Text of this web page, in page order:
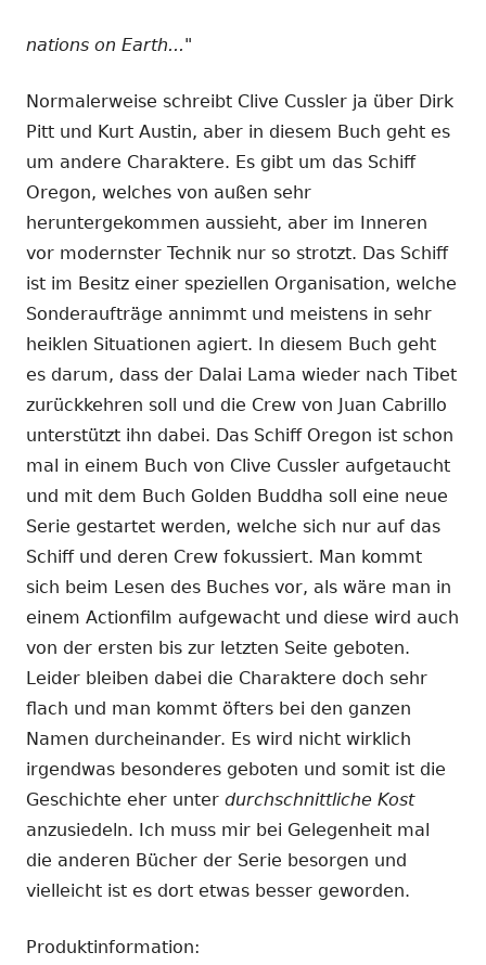
nations on Earth..."
Normalerweise schreibt Clive Cussler ja über Dirk
Pitt und Kurt Austin, aber in diesem Buch geht es
um andere Charaktere. Es gibt um das Schiff
Oregon, welches von außen sehr
heruntergekommen aussieht, aber im Inneren
vor modernster Technik nur so strotzt. Das Schiff
ist im Besitz einer speziellen Organisation, welche
Sonderaufträge annimmt und meistens in sehr
heiklen Situationen agiert. In diesem Buch geht
es darum, dass der Dalai Lama wieder nach Tibet
zurückkehren soll und die Crew von Juan Cabrillo
unterstützt ihn dabei. Das Schiff Oregon ist schon
mal in einem Buch von Clive Cussler aufgetaucht
und mit dem Buch Golden Buddha soll eine neue
Serie gestartet werden, welche sich nur auf das
Schiff und deren Crew fokussiert. Man kommt
sich beim Lesen des Buches vor, als wäre man in
einem Actionfilm aufgewacht und diese wird auch
von der ersten bis zur letzten Seite geboten.
Leider bleiben dabei die Charaktere doch sehr
flach und man kommt öfters bei den ganzen
Namen durcheinander. Es wird nicht wirklich
irgendwas besonderes geboten und somit ist die
Geschichte eher unter durchschnittliche Kost
anzusiedeln. Ich muss mir bei Gelegenheit mal
die anderen Bücher der Serie besorgen und
vielleicht ist es dort etwas besser geworden.
Produktinformation: